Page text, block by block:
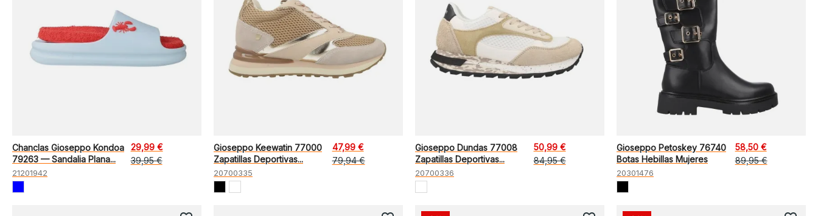
Chanclas Gioseppo Kondoa
79263 — Sandalia Plana...
21201942
29,99 €
39,95 €
Gioseppo Keewatin 77000
Zapatillas Deportivas...
20700335
47,99 €
79,94 €
Gioseppo Dundas 77008
Zapatillas Deportivas...
20700336
50,99 €
84,95 €
Gioseppo Petoskey 76740
Botas Hebillas Mujeres
20301476
58,50 €
89,95 €